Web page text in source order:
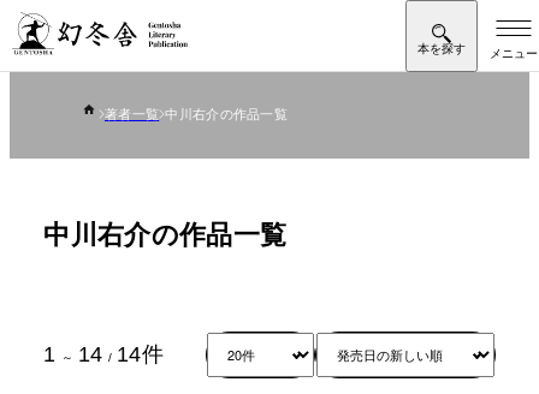
著者一覧 中川右介の作品一覧
中川右介の作品一覧
1 ～ 14 / 14件